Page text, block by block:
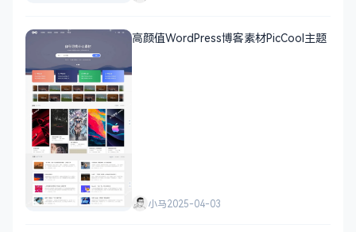
高颜值WordPress博客素材PicCool主题
小马2025-04-03